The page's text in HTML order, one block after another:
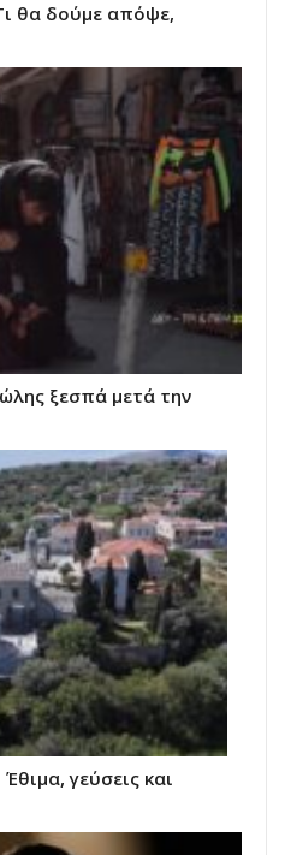
θα δούμε απόψε,
ξεσπά μετά την
γεύσεις και